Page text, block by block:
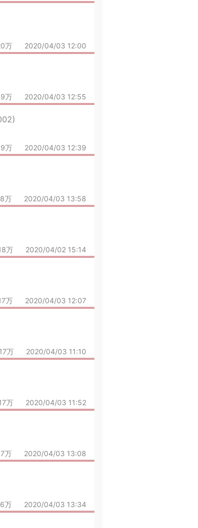
万 2020/04/03 12:00
万 2020/04/03 12:55
万 2020/04/03 12:39
万 2020/04/03 13:58
万 2020/04/02 15:14
万 2020/04/03 12:07
17万 2020/04/03 11:10
万 2020/04/03 11:52
万 2020/04/03 13:08
万 2020/04/03 13:34